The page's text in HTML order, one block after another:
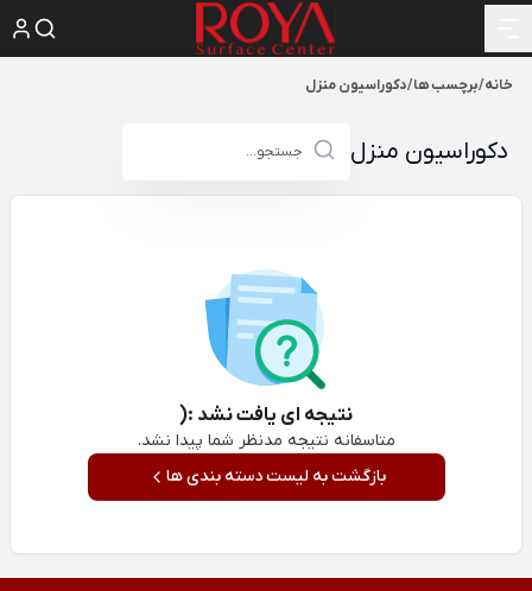
خانه/برچسب ها/دکوراسیون منزل
دکوراسیون منزل
نتیجه ای یافت نشد :(
متاسفانه نتیجه مدنظر شما پیدا نشد.
بازگشت به لیست دسته بندی ها